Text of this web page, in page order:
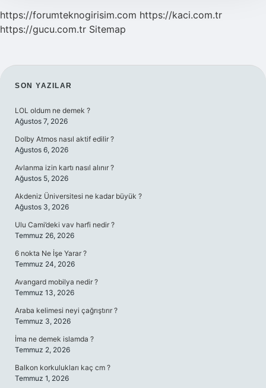
https://forumteknogirisim.com https://kaci.com.tr
https://gucu.com.tr Sitemap
SIDEBAR
SON YAZILAR
LOL oldum ne demek ?
Ağustos 7, 2026
Dolby Atmos nasıl aktif edilir ?
Ağustos 6, 2026
Avlanma izin kartı nasıl alınır ?
Ağustos 5, 2026
Akdeniz Üniversitesi ne kadar büyük ?
Ağustos 3, 2026
Ulu Cami’deki vav harfi nedir ?
Temmuz 26, 2026
6 nokta Ne İşe Yarar ?
Temmuz 24, 2026
Avangard mobilya nedir ?
Temmuz 13, 2026
Araba kelimesi neyi çağrıştırır ?
Temmuz 3, 2026
İma ne demek islamda ?
Temmuz 2, 2026
Balkon korkulukları kaç cm ?
Temmuz 1, 2026